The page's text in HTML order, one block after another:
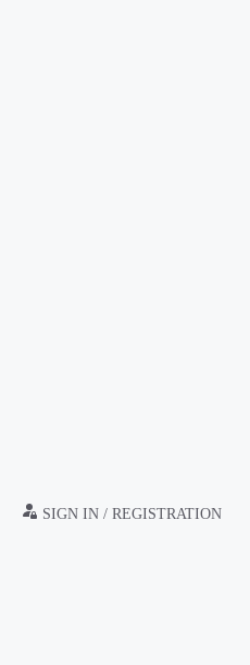
SIGN IN / REGISTRATION